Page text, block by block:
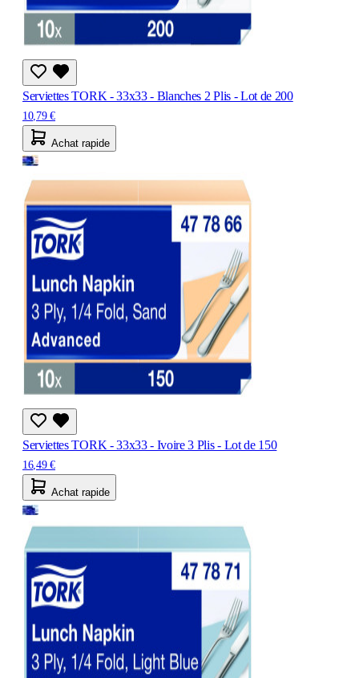
Serviettes TORK - 33x33 - Blanches 2 Plis - Lot de 200
10,79 €
Achat rapide
Serviettes TORK - 33x33 - Ivoire 3 Plis - Lot de 150
16,49 €
Achat rapide